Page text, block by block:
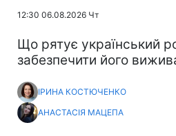
12:30 06.08.2026 Чт
Що рятує український
забезпечити його
ІРИНА КОСТЮЧЕНКО
АНАСТАСІЯ МАЦЕПА